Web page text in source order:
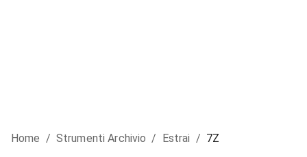
Home / Strumenti Archivio / Estrai / 7Z